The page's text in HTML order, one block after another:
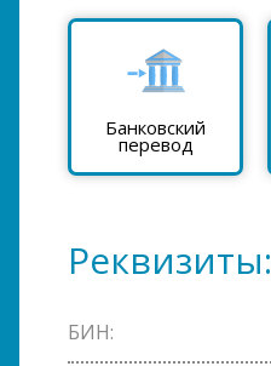
Банковский
перевод
Реквизиты:
БИН: